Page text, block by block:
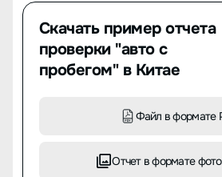
Скачать пример отчета
проверки "авто с
пробегом" в Китае
Файл в формате
Отчет в формате